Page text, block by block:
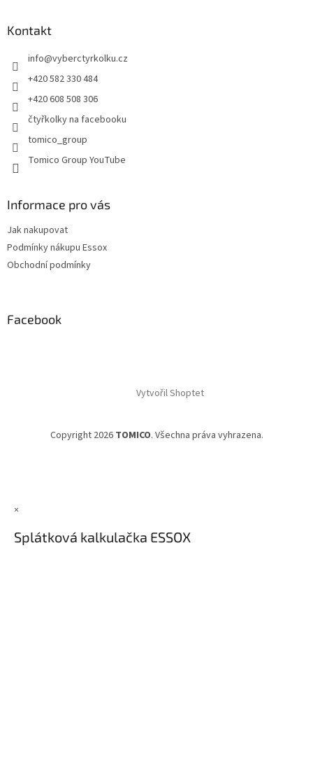
Kontakt
info@vyberctyrkolku.cz
+420 582 330 484
+420 608 508 306
čtyřkolky na facebooku
tomico_group
Tomico Group YouTube
Informace pro vás
Jak nakupovat
Podmínky nákupu Essox
Obchodní podmínky
Facebook
Vytvořil Shoptet
Copyright 2026 TOMICO. Všechna práva vyhrazena.
×
Splátková kalkulačka ESSOX